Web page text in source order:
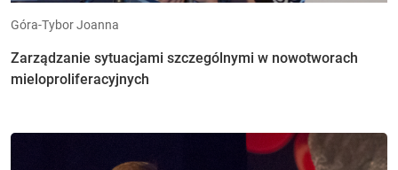
Góra-Tybor Joanna
Zarządzanie sytuacjami szczególnymi w nowotworach
mieloproliferacyjnych